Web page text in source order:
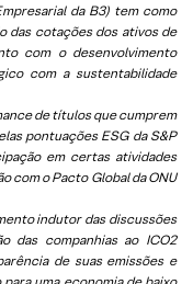
da B3) tem como
das cotações dos ativos de
com o desenvolvimento
com a sustentabilidade
de títulos que cumprem
pontuações ESG da S&P
em certas atividades
com o Pacto Global da ONU
indutor das discussões
das companhias ao ICO2
de suas emissões e